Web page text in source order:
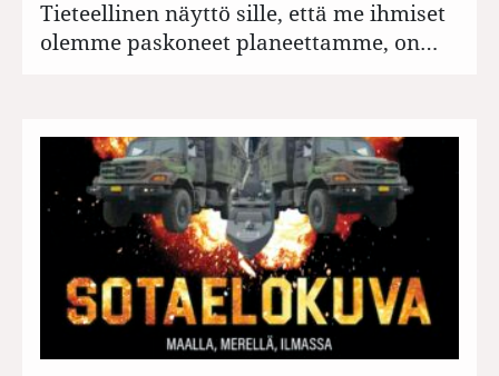
Tieteellinen näyttö sille, että me ihmiset
olemme paskoneet planeettamme, on…